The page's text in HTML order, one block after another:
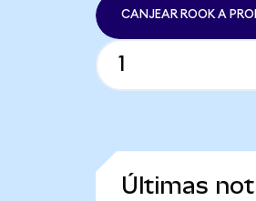
CANJEAR ROOK A
Últimas